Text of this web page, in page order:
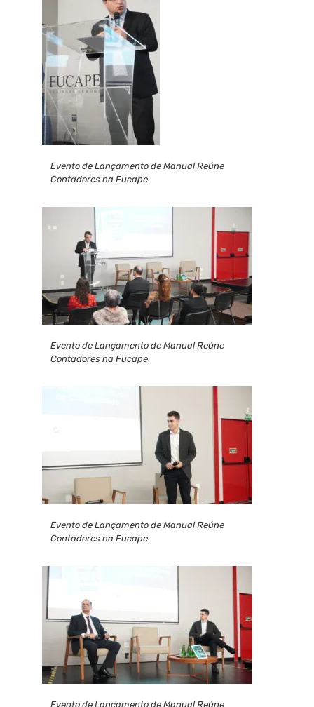
Evento de Lançamento de Manual Reúne
Contadores na Fucape
Evento de Lançamento de Manual Reúne
Contadores na Fucape
Evento de Lançamento de Manual Reúne
Contadores na Fucape
Evento de Lançamento de Manual Reúne